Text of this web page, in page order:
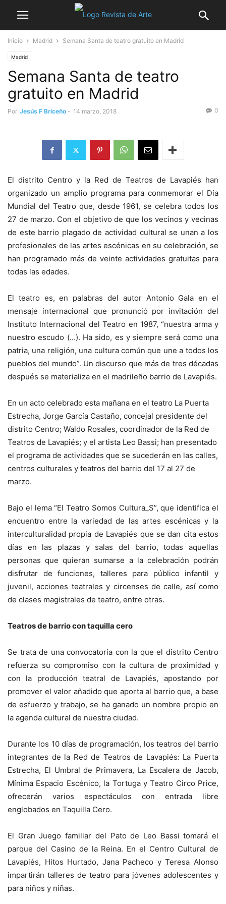
Inicio Madrid Semana Santa de teatro gratuito en Madrid
Madrid
Semana Santa de teatro
gratuito en Madrid
Por Jesús F Briceño - 14 marzo, 2018 0
El distrito Centro y la Red de Teatros de Lavapiés han
organizado un amplio programa para conmemorar el Día
Mundial del Teatro que, desde 1961, se celebra todos los
27 de marzo. Con el objetivo de que los vecinos y vecinas
de este barrio plagado de actividad cultural se unan a los
profesionales de las artes escénicas en su celebración, se
han programado más de veinte actividades gratuitas para
todas las edades.
El teatro es, en palabras del autor Antonio Gala en el
mensaje internacional que pronunció por invitación del
Instituto Internacional del Teatro en 1987, “nuestra arma y
nuestro escudo (…). Ha sido, es y siempre será como una
patria, una religión, una cultura común que une a todos los
pueblos del mundo”. Un discurso que más de tres décadas
después se materializa en el madrileño barrio de Lavapiés.
En un acto celebrado esta mañana en el teatro La Puerta
Estrecha, Jorge García Castaño, concejal presidente del
distrito Centro; Waldo Rosales, coordinador de la Red de
Teatros de Lavapiés; y el artista Leo Bassi; han presentado
el programa de actividades que se sucederán en las calles,
centros culturales y teatros del barrio del 17 al 27 de
marzo.
Bajo el lema “El Teatro Somos Cultura_S”, que identifica el
encuentro entre la variedad de las artes escénicas y la
interculturalidad propia de Lavapiés que se dan cita estos
días en las plazas y salas del barrio, todas aquellas
personas que quieran sumarse a la celebración podrán
disfrutar de funciones, talleres para público infantil y
juvenil, acciones teatrales y circenses de calle, así como
de clases magistrales de teatro, entre otras.
Teatros de barrio con taquilla cero
Se trata de una convocatoria con la que el distrito Centro
refuerza su compromiso con la cultura de proximidad y
con la producción teatral de Lavapiés, apostando por
promover el valor añadido que aporta al barrio que, a base
de esfuerzo y trabajo, se ha ganado un nombre propio en
la agenda cultural de nuestra ciudad.
Durante los 10 días de programación, los teatros del barrio
integrantes de la Red de Teatros de Lavapiés: La Puerta
Estrecha, El Umbral de Primavera, La Escalera de Jacob,
Mínima Espacio Escénico, la Tortuga y Teatro Circo Price,
ofrecerán varios espectáculos con entrada libre
englobados en Taquilla Cero.
El Gran Juego familiar del Pato de Leo Bassi tomará el
parque del Casino de la Reina. En el Centro Cultural de
Lavapiés, Hitos Hurtado, Jana Pacheco y Teresa Alonso
impartirán talleres de teatro para jóvenes adolescentes y
para niños y niñas.